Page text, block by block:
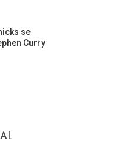
se
Curry